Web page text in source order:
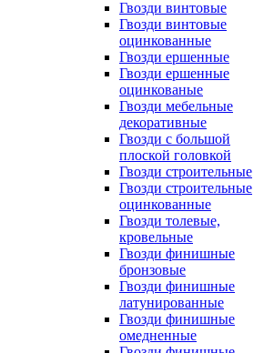
Гвозди винтовые
Гвозди винтовые
оцинкованные
Гвозди ершенные
Гвозди ершенные
оцинкованые
Гвозди мебельные
декоративные
Гвозди с большой
плоской головкой
Гвозди строительные
Гвозди строительные
оцинкованные
Гвозди толевые,
кровельные
Гвозди финишные
бронзовые
Гвозди финишные
латунированные
Гвозди финишные
омедненные